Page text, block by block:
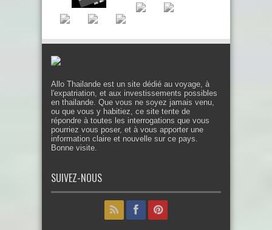
Allo Thailande est un site dédié au voyage, à
l'expatriation, et aux investissements possibles
en thailande. Que vous ne soyez jamais venu,
ou que vous y habitiez, ce site tente de
répondre à toutes les interrogations que vous
pourriez vous poser, et à vous apporter une
information claire et nouvelle sur ce pays.
Bonne visite.
SUIVEZ-NOUS